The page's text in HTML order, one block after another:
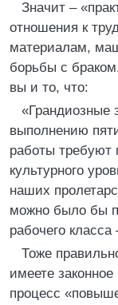
Значит –
отношения к
материалам,
борьбы с
вы и то, что:
«Грандиозные
выполнению
работы
культурного
наших
можно было бы
рабочего
Тоже
имеете
процесс